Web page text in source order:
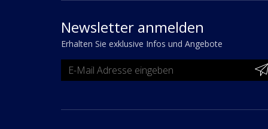
Newsletter anmelden
Erhalten Sie exklusive Infos und Angebote